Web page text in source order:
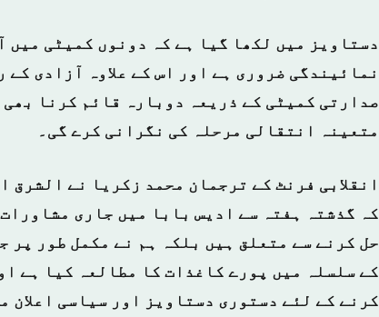
دستاویز میں لکھا گیا ہے کہ دونوں کمیٹی
نمائیندگی ضروری ہے اور اس کے علاوہ آزادی
صدارتی کمیٹی کے ذریعہ دوبارہ قائم کرنا
متعینہ انتقالی مرحلہ کی نگرانی کرے گی۔
انقلابی فرنٹ کے ترجمان محمد زکریا نے الشرق
کہ گذشتہ ہفتہ سے ادیس بابا میں جاری
حل کرنے سے متعلق ہیں بلکہ ہم نے مکمل طور پر
کے سلسلہ میں پورے کاغذات کا مطالعہ کیا ہے
کرنے کے لئے دستوری دستاویز اور سیاسی اعلان